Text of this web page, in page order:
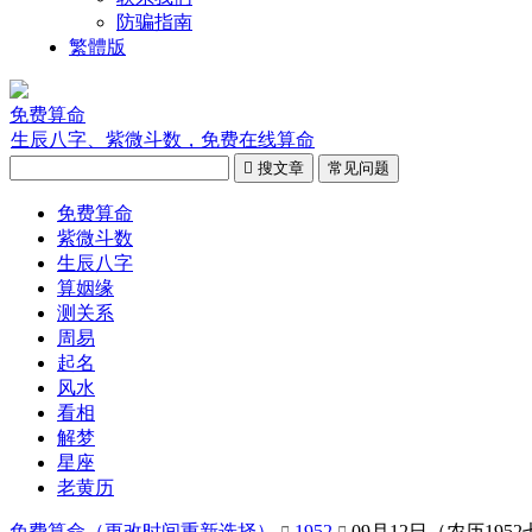
防骗指南
繁體版
免费算命
生辰八字、紫微斗数，免费在线算命
 搜文章 常见问题
免费算命
紫微斗数
生辰八字
算姻缘
测关系
周易
起名
风水
看相
解梦
星座
老黄历